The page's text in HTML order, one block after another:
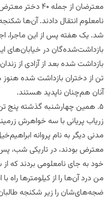
معترضان از جمله
نامعلوم انتقال دادند. آن‌ها
شد. یک هفته پس از این ماجرا،
بازداشت‌شده‌گان در خیابان‌های
بازداشت شده بعد از آزادی از
تن از دختران بازداشت ‌شده
آنان هم‌چنان ناپدید هستند.
۵. همین چهارشنبه گذشته پنج
زریاب پریانی با سه خواهرش
مدنی دیگر به نام پروانه
معترض بودند، در تاریکی شب،
خود به جای نامعلومی بردند
من درد آن‌ها را از کیلومترها
ضجه‌های‌شان را زیر شکنجه